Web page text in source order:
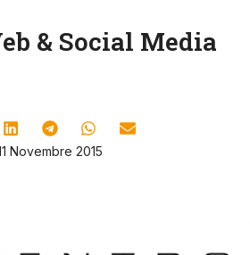
& Social Media
Novembre 2015